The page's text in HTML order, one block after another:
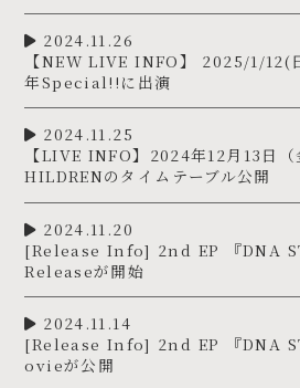
2024.11.26
【NEW LIVE INFO】 2025/1/12(
年Special!!に出演
2024.11.25
【LIVE INFO】2024年12月13日（
HILDRENのタイムテーブル公開
2024.11.20
[Release Info] 2nd EP 『DNA
Releaseが開始
2024.11.14
[Release Info] 2nd EP 『DNA
ovieが公開